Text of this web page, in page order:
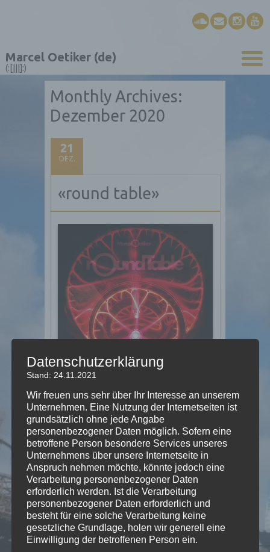
Marcel Oetiker (de)
(:[|||]:)
Monthly Archives:
Dezember 2020
21
DEZ.
«round table»
Marcel Oetiker·round table [teaser solo/trio]
Stück für Standard Schwyzerörgeli –
Solo, oder auch im Trio mit Klavier und
Bass.
Datenschutzerklärung
Stand: 24.11.2021
Wir freuen uns sehr über Ihr Interesse an unserem
Unternehmen. Eine Nutzung der Internetseiten ist
grundsätzlich ohne jede Angabe
personenbezogener Daten möglich. Sofern eine
betroffene Person besondere Services unseres
Unternehmens über unsere Internetseite in
Anspruch nehmen möchte, könnte jedoch eine
Verarbeitung personenbezogener Daten
erforderlich werden. Ist die Verarbeitung
personenbezogener Daten erforderlich und
besteht für eine solche Verarbeitung keine
gesetzliche Grundlage, holen wir generell eine
Einwilligung der betroffenen Person ein.